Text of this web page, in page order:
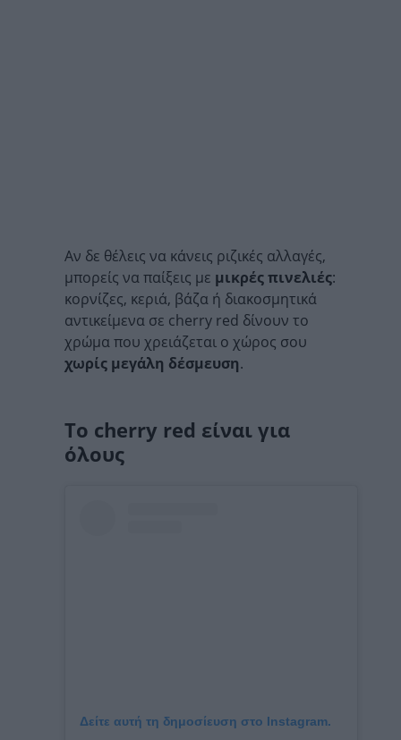
Αν δε θέλεις να κάνεις ριζικές αλλαγές,
μπορείς να παίξεις με μικρές πινελιές:
κορνίζες, κεριά, βάζα ή διακοσμητικά
αντικείμενα σε cherry red δίνουν το
χρώμα που χρειάζεται ο χώρος σου
χωρίς μεγάλη δέσμευση.
Το cherry red είναι για
όλους
Δείτε αυτή τη δημοσίευση στο Instagram.